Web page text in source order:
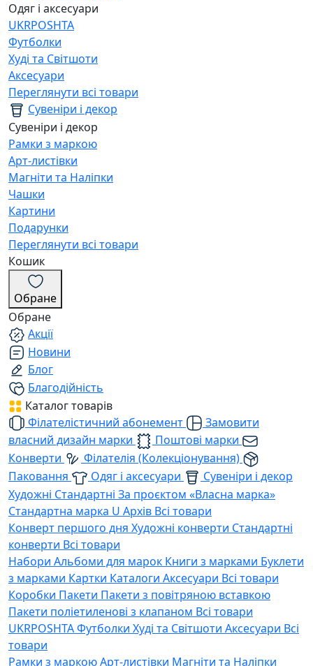
Одяг і аксесуари
UKRPOSHTA
Футболки
Худі та Світшоти
Аксесуари
Переглянути всі товари
Сувеніри і декор
Сувеніри і декор
Рамки з маркою
Арт-листівки
Магніти та Наліпки
Чашки
Картини
Подарунки
Переглянути всі товари
Кошик
Обране
Обране
Акції
Новини
Блог
Благодійність
Каталог товарів
Філателістичний абонемент
Замовити
власний дизайн марки
Поштові марки
Конверти
Філателія (Колекціонування)
Паковання
Одяг і аксесуари
Сувеніри і декор
Художні Стандартні За проєктом «Власна марка»
Стандартна марка U Архів Всі товари
Конверт першого дня Художні конверти Стандартні
конверти Всі товари
Набори Альбоми для марок Книги з марками Буклети
з марками Картки Каталоги Аксесуари Всі товари
Коробки Пакети Пакети з повітряною вставкою
Пакети поліетиленові з клапаном Всі товари
UKRPOSHTAФутболки Худі та Світшоти Аксесуари Всі
товари
Рамки з маркоюАрт-листівки Магніти та Наліпки